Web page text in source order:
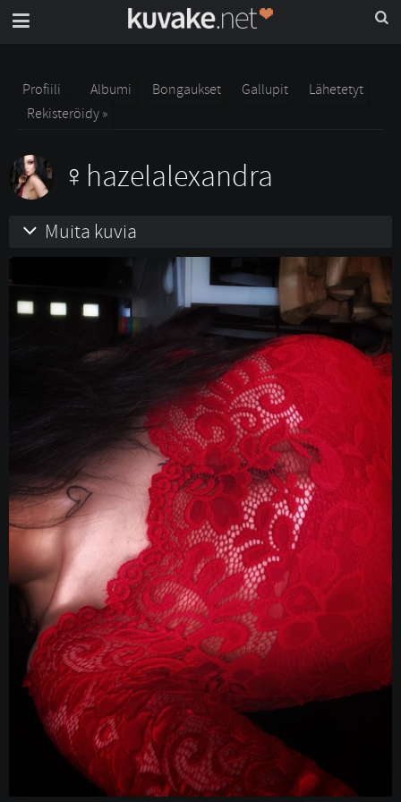
Profiili Albumi Bongaukset Gallupit
Lähetetyt
Rekisteröidy »
hazelalexandra
Muita kuvia